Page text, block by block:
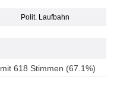
Polit. Laufbahn
mit 618 Stimmen (67.1%)